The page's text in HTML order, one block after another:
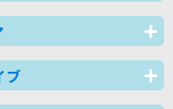
ブ